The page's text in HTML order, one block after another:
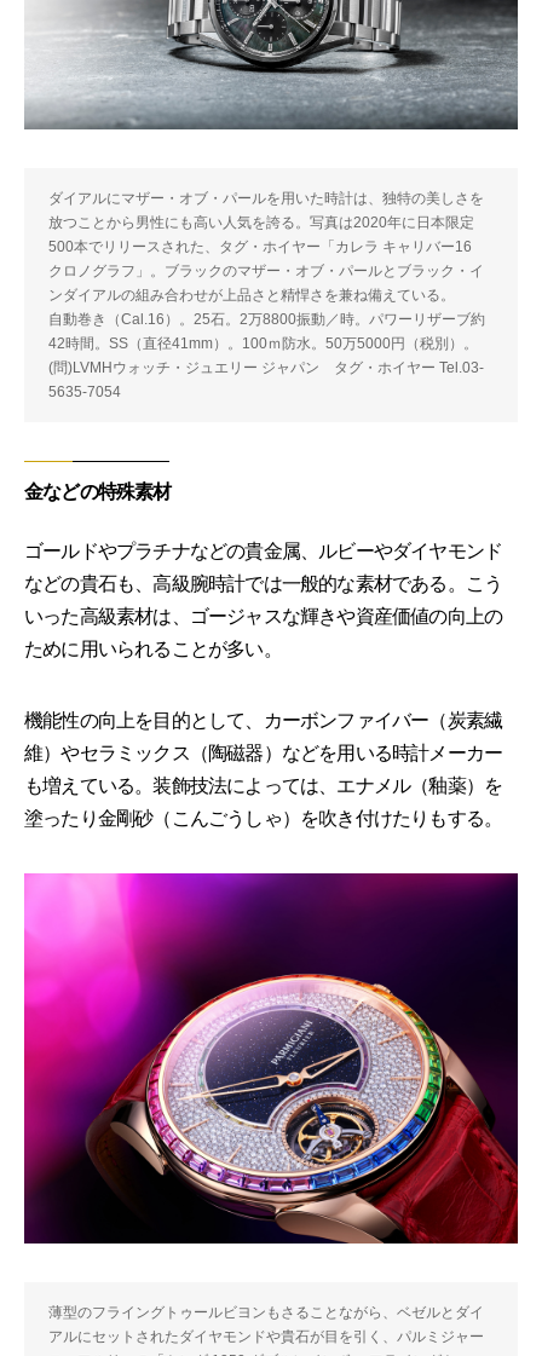
ダイアルにマザー・オブ・パールを用いた時計は、独特の美しさを
放つことから男性にも高い人気を誇る。写真は2020年に日本限定
500本でリリースされた、タグ・ホイヤー「カレラ キャリバー16
クロノグラフ」。ブラックのマザー・オブ・パールとブラック・イ
ンダイアルの組み合わせが上品さと精悍さを兼ね備えている。
自動巻き（Cal.16）。25石。2万8800振動／時。パワーリザーブ約
42時間。SS（直径41mm）。100ｍ防水。50万5000円（税別）。
(問)LVMHウォッチ・ジュエリー ジャパン タグ・ホイヤー Tel.03-
5635-7054
金などの特殊素材
ゴールドやプラチナなどの貴金属、ルビーやダイヤモンド
などの貴石も、高級腕時計では一般的な素材である。こう
いった高級素材は、ゴージャスな輝きや資産価値の向上の
ために用いられることが多い。
機能性の向上を目的として、カーボンファイバー（炭素繊
維）やセラミックス（陶磁器）などを用いる時計メーカー
も増えている。装飾技法によっては、エナメル（釉薬）を
塗ったり金剛砂（こんごうしゃ）を吹き付けたりもする。
薄型のフライングトゥールビヨンもさることながら、ベゼルとダイ
アルにセットされたダイヤモンドや貴石が目を引く、パルミジャー